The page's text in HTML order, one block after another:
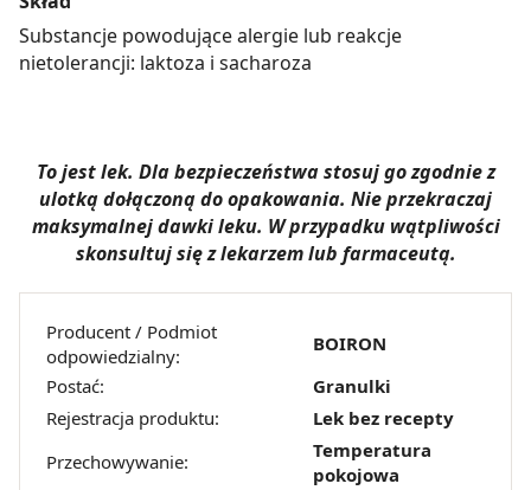
Substancje powodujące alergie lub reakcje
nietolerancji: laktoza i sacharoza
To jest lek. Dla bezpieczeństwa stosuj go zgodnie z
ulotką dołączoną do opakowania. Nie przekraczaj
maksymalnej dawki leku. W przypadku wątpliwości
skonsultuj się z lekarzem lub farmaceutą.
Producent / Podmiot
odpowiedzialny:
BOIRON
Postać:
Granulki
Rejestracja produktu:
Lek bez recepty
Przechowywanie:
Temperatura
pokojowa